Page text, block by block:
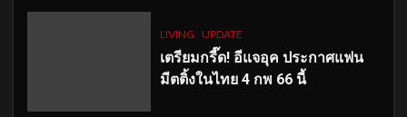
LIVING UPDATE
เตรียมกรี๊ด! อีแจอุค ประกาศแฟน
มีตติ้งในไทย 4 กพ 66 นี้